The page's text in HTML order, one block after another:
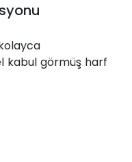
kabul görmüş harf